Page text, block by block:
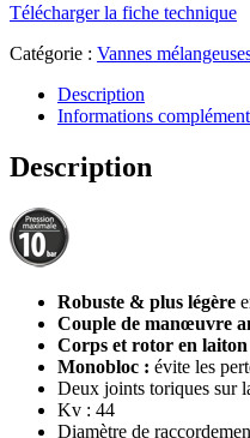
Télécharger la fiche technique
Catégorie : Vannes
Description
Informations
Description
Robuste & plus légère
Couple de manœuvre
Corps et rotor en laiton
Monobloc : évite les
Deux joints toriques sur
Kv : 44
Diamètre de